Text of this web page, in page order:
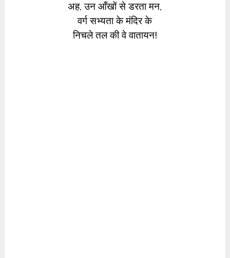
अह, उन आँखों से डरता मन,
वर्ग सभ्यता के मंदिर के
निचले तल की वे वातायन!